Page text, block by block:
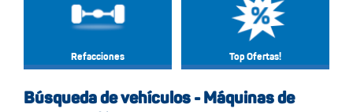
Refacciones Top Ofertas!
Búsqueda de vehículos - Máquinas de